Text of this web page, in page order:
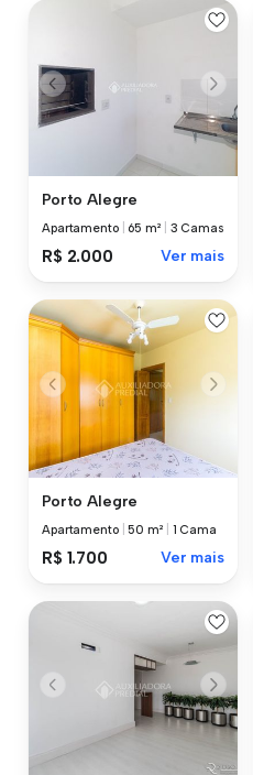
Porto Alegre
Apartamento 65 m² 3 Camas
R$ 2.000 Ver mais
Porto Alegre
Apartamento |50 m² 1 Cama
R$ 1.700 Ver mais